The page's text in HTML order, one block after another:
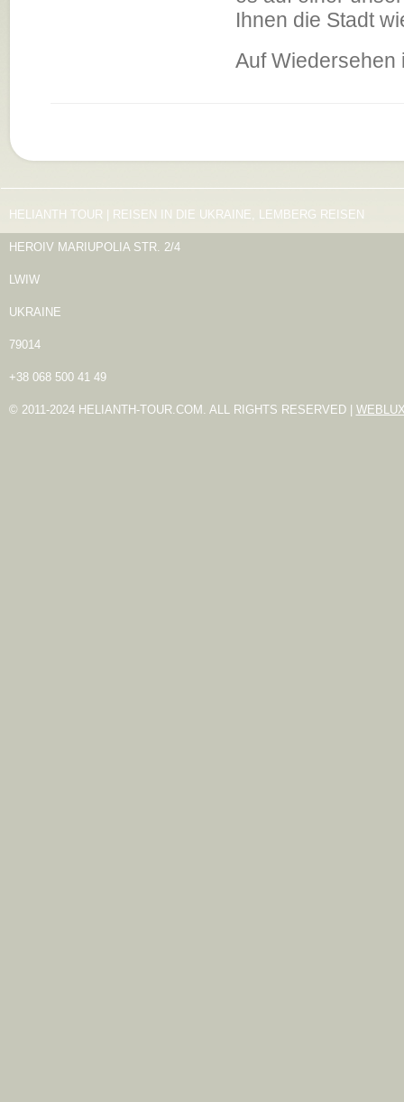
Ihnen die Stadt
Auf Wiedersehen
HELIANTH TOUR | REISEN IN DIE UKRAINE, LEMBERG REISEN
HEROIV MARIUPOLIA STR. 2/4
LWIW
UKRAINE
79014
+38 068 500 41 49
© 2011-2024 HELIANTH-TOUR.COM. ALL RIGHTS RESERVED |